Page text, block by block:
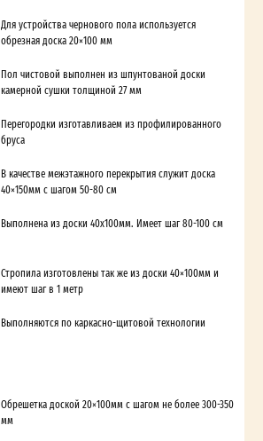
Для устройства чернового пола используется
обрезная доска 20×100 мм
Пол чистовой выполнен из шпунтованой доски
камерной сушки толщиной 27 мм
Перегородки изготавливаем из профилированного
бруса
В качестве межэтажного перекрытия служит доска
40×150мм с шагом 50-80 см
Выполнена из доски 40х100мм. Имеет шаг 80-100 см
Стропила изготовлены так же из доски 40×100мм и
имеют шаг в 1 метр
Выполняются по каркасно-щитовой технологии
Обрешетка доской 20×100мм с шагом не более 300-350
мм